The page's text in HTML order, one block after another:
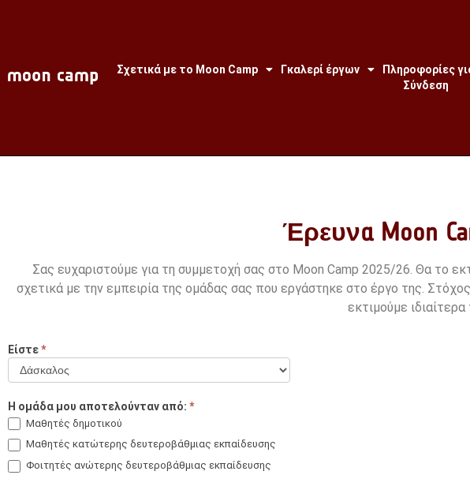
Σχετικά με το Moon Camp Γκαλερί έργων Πληροφορίες
Σύνδεση
Έρευνα Moon
Σας ευχαριστούμε για τη συμμετοχή σας στο Moon Camp 2025/26. Θα το
σχετικά με την εμπειρία της ομάδας σας που εργάστηκε στο έργο της.
εκτιμούμε
Moon
Camp
2026 -
Έρευνα
Είστε*
Είστε
Η ομάδα μου αποτελούνταν από: *
Μαθητές δημοτικού
Μαθητές κατώτερης δευτεροβάθμιας εκπαίδευσης
Φοιτητές ανώτερης δευτεροβάθμιας εκπαίδευσης